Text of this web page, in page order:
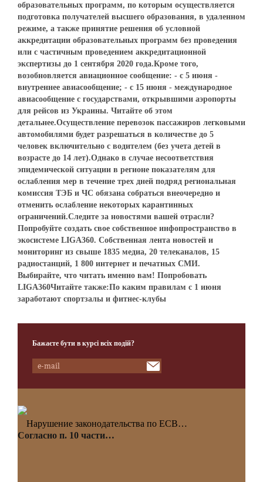
образовательных программ, по которым осуществляется
подготовка получателей высшего образования, в удаленном
режиме, а также принятие решения об условной
аккредитации образовательных программ без проведения
или с частичным проведением аккредитационной
экспертизы до 1 сентября 2020 года.Кроме того,
возобновляется авиационное сообщение: - с 5 июня -
внутреннее авиасообщение; - с 15 июня - международное
авиасообщение с государствами, открывшими аэропорты
для рейсов из Украины. Читайте об этом
детальнее.Осуществление перевозок пассажиров легковыми
автомобилями будет разрешаться в количестве до 5
человек включительно с водителем (без учета детей в
возрасте до 14 лет).Однако в случае несоответствия
эпидемической ситуации в регионе показателям для
ослабления мер в течение трех дней подряд региональная
комиссия ТЭБ и ЧС обязана собраться внеочередно и
отменить ослабление некоторых карантинных
ограничений.Следите за новостями вашей отрасли?
Попробуйте создать свое собственное инфопространство в
экосистеме LIGA360. Собственная лента новостей и
мониторинг из свыше 1835 медиа, 20 телеканалов, 15
радиостанций, 1 800 интернет и печатных СМИ.
Выбирайте, что читать именно вам! Попробовать
LIGA360Читайте также:По каким правилам с 1 июня
заработают спортзалы и фитнес-клубы
Бажаєте бути в курсі всіх подій?
Нарушение законодательства по ЕСВ…
Согласно п. 10 части…